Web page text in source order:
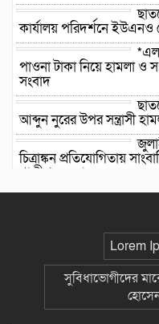
কার্যালয় পরিদর্শনে ইউএনও
পাওনা টাকা নিয়ে হামলা
সংবাদ
আব্দুন নুরের উপর সন্ত্রাসী
চিত্রাঙ্কন প্রতিযোগিতায়
গাজীপুর সংবাদ
১২
Lorem
সুবিধাভোগীদের